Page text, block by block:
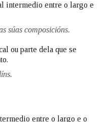
intermedio entre o largo e
súas composicións.
ou parte dela que se
entre o largo e o